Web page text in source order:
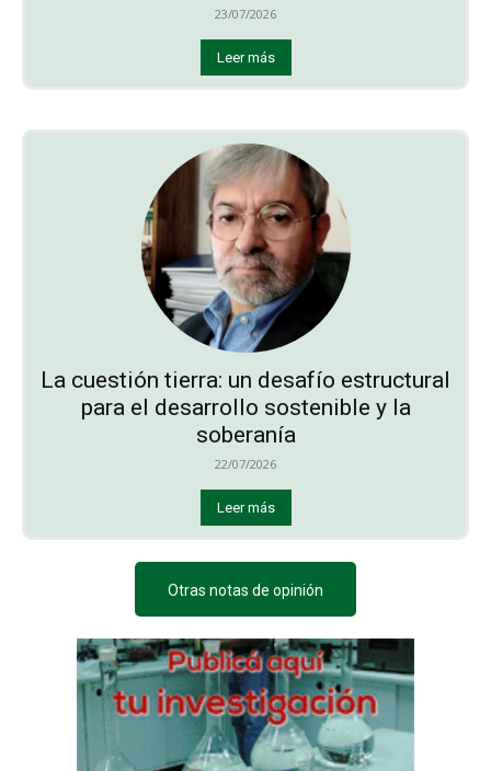
23/07/2026
Leer más
La cuestión tierra: un desafío estructural
para el desarrollo sostenible y la
soberanía
22/07/2026
Leer más
Otras notas de opinión